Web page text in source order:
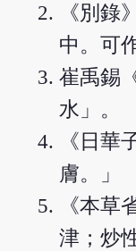
《別錄
中。可
崔禹錫
水」。
《日華
膚。」
《本草
津；炒